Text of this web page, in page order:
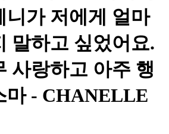
니가 저에게 얼마
말하고 싶었어요.
사랑하고 아주 행
마 - CHANELLE